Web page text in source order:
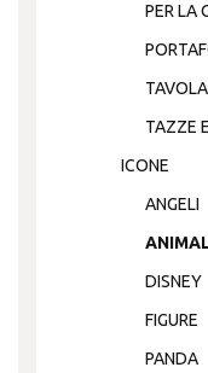
PER LA
TAVOLA
TAZZE
ICONE
ANGELI
DISNEY
FIGURE
PANDA